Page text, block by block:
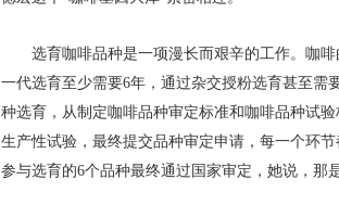
选育咖啡品种是一项漫长而艰辛的工作。咖
一代选育至少需要6年，通过杂交授粉选育甚至需
种选育，从制定咖啡品种审定标准和咖啡品种试
生产性试验，最终提交品种审定申请，每一个环
参与选育的6个品种最终通过国家审定，她说，那